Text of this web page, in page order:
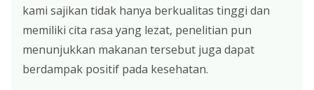
kami sajikan tidak hanya berkualitas tinggi dan
memiliki cita rasa yang lezat, penelitian pun
menunjukkan makanan tersebut juga dapat
berdampak positif pada kesehatan.